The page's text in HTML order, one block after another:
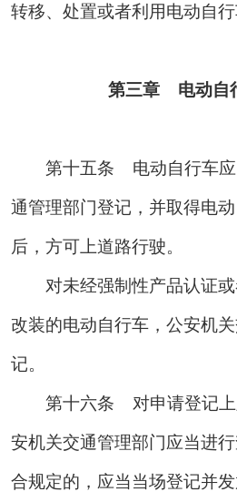
转移、处置或者利用电动自行
第三章 电动自
第十五条 电动自行车应
通管理部门登记，并取得电
后，方可上道路行驶。
对未经强制性产品认证
改装的电动自行车，公安机
记。
第十六条 对申请登记上
安机关交通管理部门应当进
合规定的，应当当场登记并发